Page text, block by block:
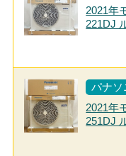
2021年
221DJ
パナソ
2021年
251DJ